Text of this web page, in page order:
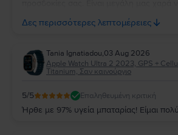
απολαύσετε τη νέα σας συσκευή για
Δες περισσότερες λεπτομέρειες
Tania Ignatiadou,03 Aug 2026
Apple Watch Ultra 2 2023, GPS +
Titanium, Σαν καινούργιο
5/5 Επαληθευμένη κριτική
Ήρθε με 97% υγεία μπαταρίας! Είμαι